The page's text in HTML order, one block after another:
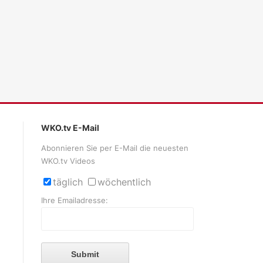
WKO.tv E-Mail
Abonnieren Sie per E-Mail die neuesten
WKO.tv Videos
täglich wöchentlich
Ihre Emailadresse:
Submit